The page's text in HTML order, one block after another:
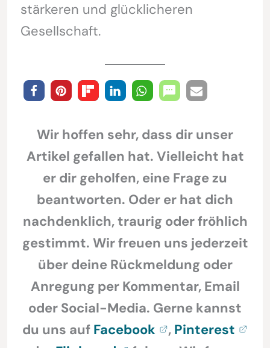
stärkeren und glücklicheren
Gesellschaft.
Wir hoffen sehr, dass dir unser
Artikel gefallen hat. Vielleicht hat
er dir geholfen, eine Frage zu
beantworten. Oder er hat dich
nachdenklich, traurig oder fröhlich
gestimmt. Wir freuen uns jederzeit
über deine Rückmeldung oder
Anregung per Kommentar, Email
oder Social-Media. Gerne kannst
du uns auf Facebook , Pinterest